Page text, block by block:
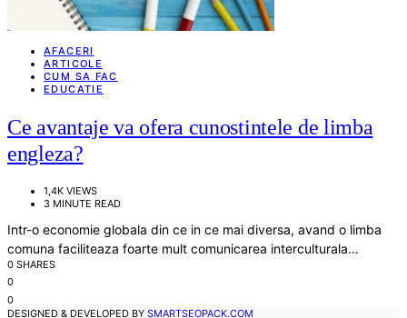
AFACERI
ARTICOLE
CUM SA FAC
EDUCATIE
Ce avantaje va ofera cunostintele de limba
engleza?
1,4K VIEWS
3 MINUTE READ
Intr-o economie globala din ce in ce mai diversa, avand o limba
comuna faciliteaza foarte mult comunicarea interculturala…
0 SHARES
0
0
DESIGNED & DEVELOPED BY SMARTSEOPACK.COM